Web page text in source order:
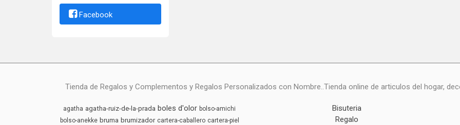
Facebook
Tienda de Regalos y Complementos y Regalos Personalizados con Nombre..Tienda online de articulos del hogar,
agatha agatha-ruiz-de-la-prada boles d'olor bolso-amichi
bolso-anekke bruma brumizador cartera-caballero cartera-piel
Bisuteria
Regalo